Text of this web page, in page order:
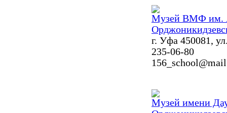
Музей ВМФ им.
г. Уфа 450081,
235-06-80
Музей имени